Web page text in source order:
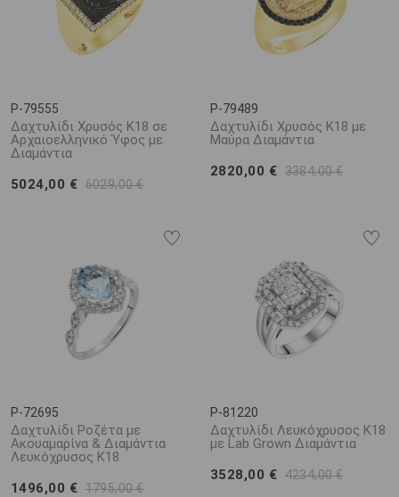
P-79555
Δαχτυλίδι Χρυσός Κ18 σε
Αρχαιοελληνικό Ύφος με
Διαμάντια
5024,00 € 6029,00 €
P-79489
Δαχτυλίδι Χρυσός K18 με
Μαύρα Διαμάντια
2820,00 € 3384,00 €
P-72695
Δαχτυλίδι Ροζέτα με
Ακουαμαρίνα & Διαμάντια
Λευκόχρυσος Κ18
1496,00 € 1795,00 €
P-81220
Δαχτυλίδι Λευκόχρυσος Κ18
με Lab Grown Διαμάντια
3528,00 € 4234,00 €